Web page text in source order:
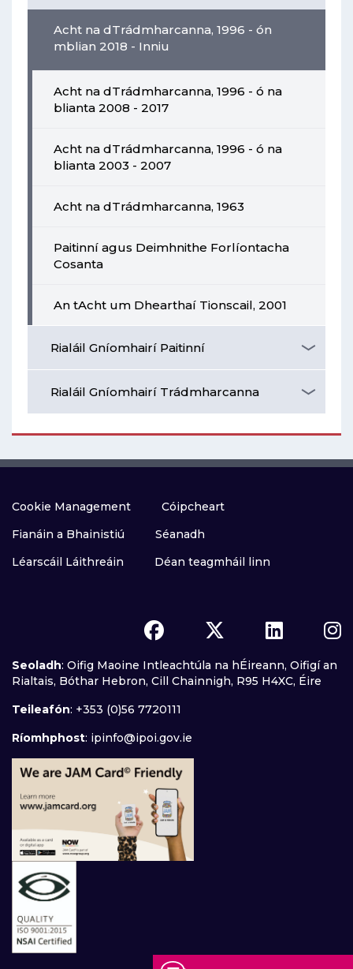
Acht na dTrádmharcanna, 1996 - ón
mblian 2018 - Inniu
Acht na dTrádmharcanna, 1996 - ó na
blianta 2008 - 2017
Acht na dTrádmharcanna, 1996 - ó na
blianta 2003 - 2007
Acht na dTrádmharcanna, 1963
Paitinní agus Deimhnithe Forlíontacha
Cosanta
An tAcht um Dhearthaí Tionscail, 2001
Rialáil Gníomhairí Paitinní
Rialáil Gníomhairí Trádmharcanna
Cookie Management
Cóipcheart
Fianáin a Bhainistiú
Séanadh
Léarscáil Láithreáin
Déan teagmháil linn
Seoladh: Oifig Maoine Intleachtúla na hÉireann, Oifigí an
Rialtais, Bóthar Hebron, Cill Chainnigh, R95 H4XC, Éire
Teileafón: +353 (0)56 7720111
Ríomhphost: ipinfo@ipoi.gov.ie